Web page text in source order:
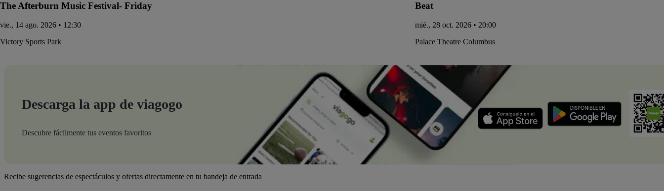
The Afterburn Music Festival- Friday
vie., 14 ago. 2026 • 12:30
Victory Sports Park
Beat
mié., 28 oct. 2026 • 20:00
Palace Theatre Columbus
Descarga la app de viagogo
Descubre fácilmente tus eventos favoritos
Recibe sugerencias de espectáculos y ofertas directamente en tu bandeja de entrada